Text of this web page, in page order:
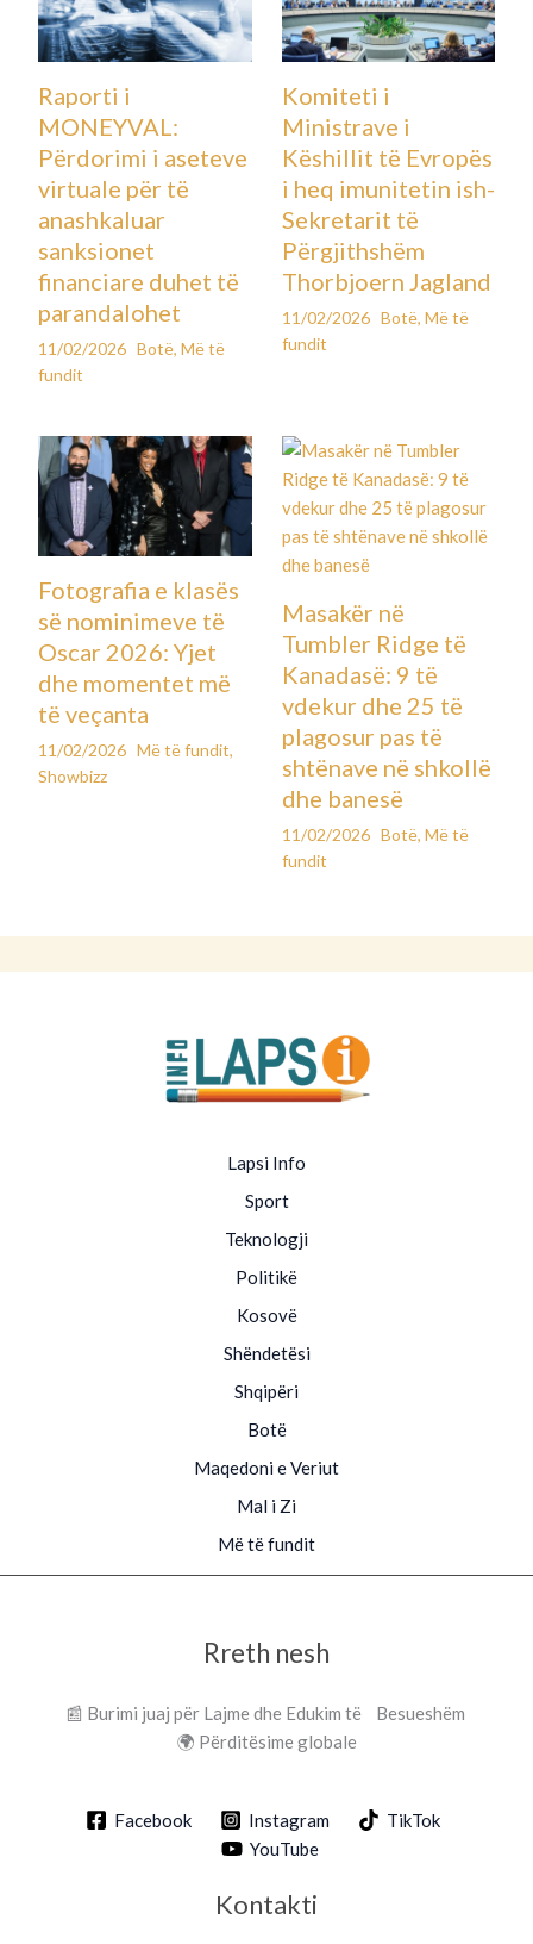
Raporti i
MONEYVAL:
Përdorimi i aseteve
virtuale për të
anashkaluar
sanksionet
financiare duhet të
parandalohet
11/02/2026 Botë,Më të
fundit
Komiteti i
Ministrave i
Këshillit të Evropës
i heq imunitetin ish-
Sekretarit të
Përgjithshëm
Thorbjoern Jagland
11/02/2026 Botë, Më të
fundit
Fotografia e klasës
së nominimeve të
Oscar 2026: Yjet
dhe momentet më
të veçanta
11/02/2026 Më të fundit,
Showbizz
Masakër në
Tumbler Ridge të
Kanadasë: 9 të
vdekur dhe 25 të
plagosur pas të
shtënave në shkollë
dhe banesë
11/02/2026 Botë, Më të
fundit
Lapsi Info
Sport
Teknologji
Politikë
Kosovë
Shëndetësi
Shqipëri
Botë
Maqedoni e Veriut
Mal i Zi
Më të fundit
Rreth nesh
📰 Burimi juaj për Lajme dhe Edukim të Besueshëm
🌍 Përditësime globale
Facebook Instagram
TikTok
YouTube
Kontakti